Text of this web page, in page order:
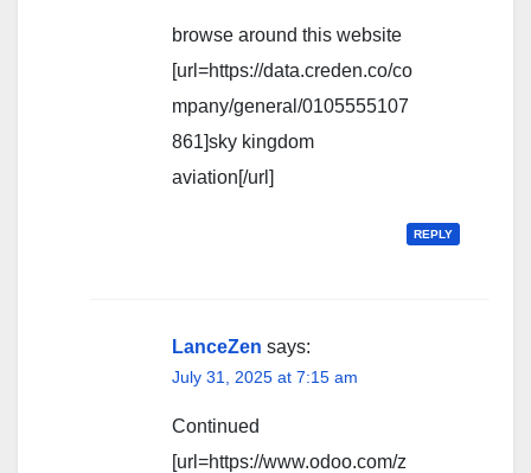
browse around this website
[url=https://data.creden.co/co
mpany/general/0105555107
861]sky kingdom
aviation[/url]
REPLY
LanceZen says:
July 31, 2025 at 7:15 am
Continued
[url=https://www.odoo.com/z